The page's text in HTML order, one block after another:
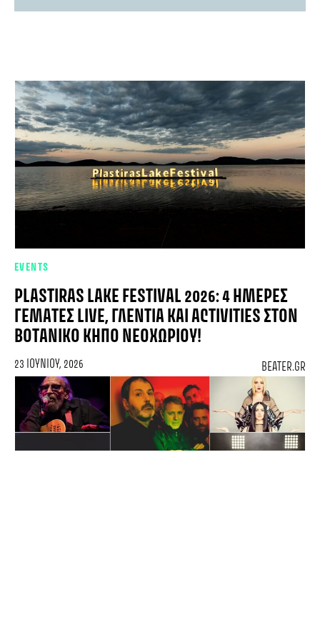
EVENTS
PLASTIRAS LAKE FESTIVAL 2026: 4 ΗΜΈΡΕΣ
ΓΕΜΆΤΕΣ LIVE, ΓΛΈΝΤΙΑ ΚΑΙ ACTIVITIES ΣΤΟΝ
ΒΟΤΑΝΙΚΌ ΚΉΠΟ ΝΕΟΧΩΡΊΟΥ!
23 ΙΟΥΝΊΟΥ, 2026 BEATER.GR